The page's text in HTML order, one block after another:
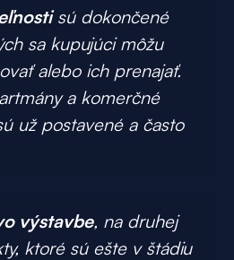
sú dokončené
sa kupujúci môžu
alebo ich prenajať.
a komerčné
už postavené a často
výstavbe, na druhej
ktoré sú ešte v štádiu